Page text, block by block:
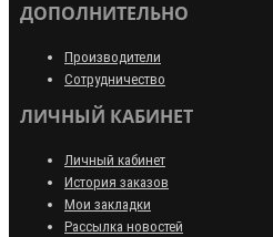
ДОПОЛНИТЕЛЬНО
Производители
Сотрудничество
ЛИЧНЫЙ КАБИНЕТ
Личный кабинет
История заказов
Мои закладки
Рассылка новостей